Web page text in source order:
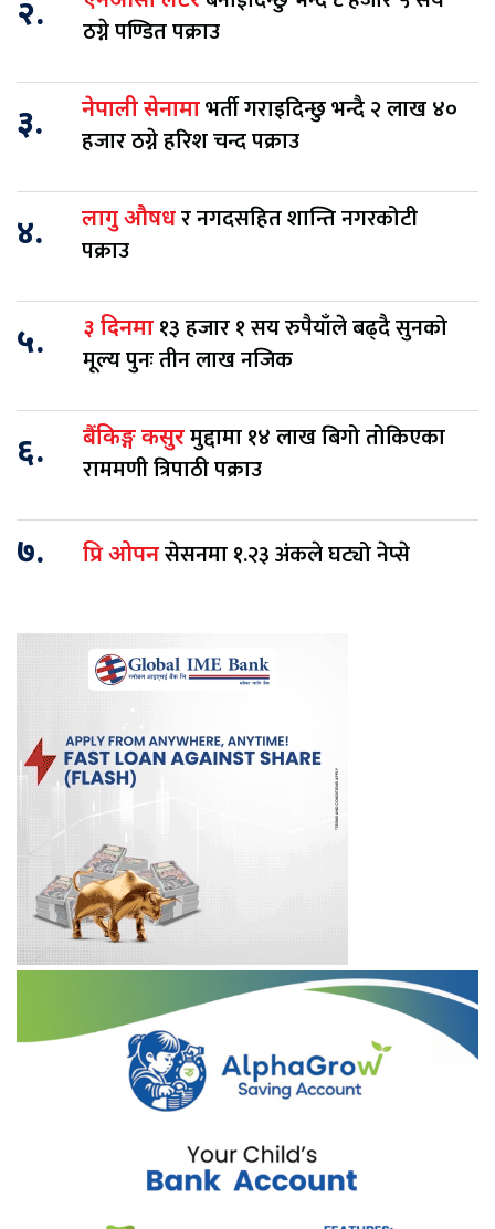
२.
ठग्ने पण्डित पक्राउ
३. नेपाली सेनामाभर्ती गराइदिन्छु भन्दै २ लाख ४०
हजार ठग्ने हरिश चन्द पक्राउ
४. लागु औषधर नगदसहित शान्ति नगरकोटी
पक्राउ
५. ३ दिनमा १३ हजार १ सय रुपैयाँले बढ्दै सुनको
मूल्य पुनः तीन लाख नजिक
६. बैंकिङ्ग कसुरमुद्दामा १४ लाख बिगो तोकिएका
राममणी त्रिपाठी पक्राउ
७. प्रि ओपनसेसनमा १.२३ अंकले घट्यो नेप्से